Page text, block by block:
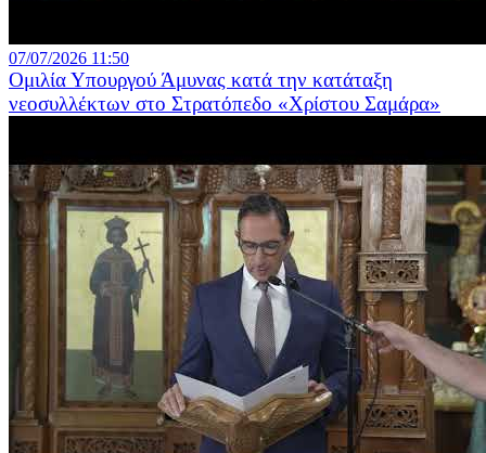
07/07/2026 11:50
Ομιλία Υπουργού Άμυνας κατά την κατάταξη
νεοσυλλέκτων στο Στρατόπεδο «Χρίστου Σαμάρα»